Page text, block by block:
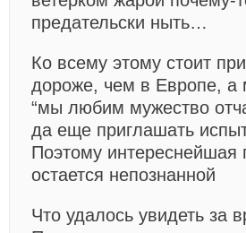
предательски ныть…
Ко всему этому стоит
дороже, чем в Европе, а
“мы любим мужество
да еще приглашать
Поэтому интереснейшая
остается непознанной
Что удалось увидеть за